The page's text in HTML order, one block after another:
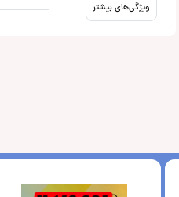
ویژگی‌های بیشتر